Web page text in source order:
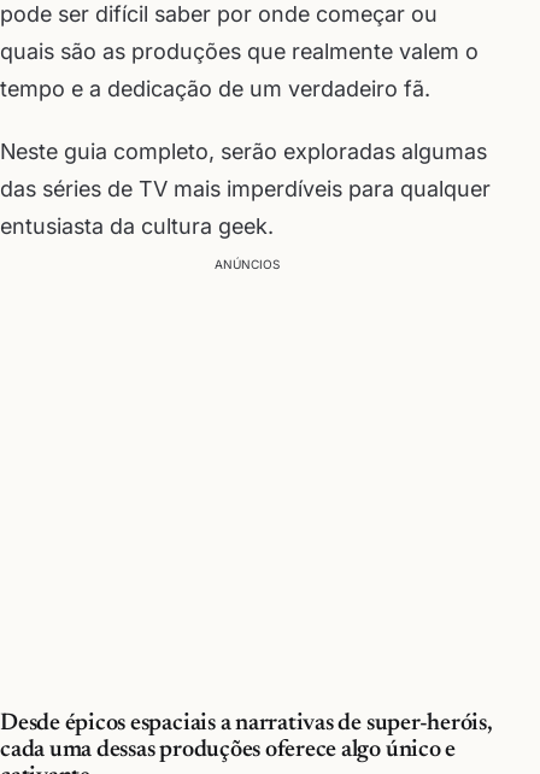
pode ser difícil saber por onde começar ou
quais são as produções que realmente valem o
tempo e a dedicação de um verdadeiro fã.
Neste guia completo, serão exploradas algumas
das séries de TV mais imperdíveis para qualquer
entusiasta da cultura geek.
ANÚNCIOS
Desde épicos espaciais a narrativas de super-heróis,
cada uma dessas produções oferece algo único e